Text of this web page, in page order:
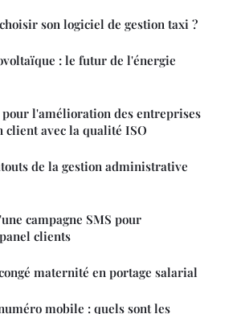
son logiciel de gestion taxi ?
: le futur de l'énergie
l'amélioration des entreprises
client avec la qualité ISO
de la gestion administrative
campagne SMS pour
clients
maternité en portage salarial
mobile : quels sont les